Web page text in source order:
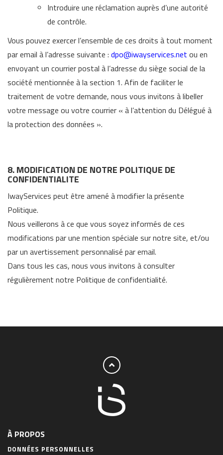
Introduire une réclamation auprès d’une autorité
de contrôle.
Vous pouvez exercer l’ensemble de ces droits à tout moment
par email à l’adresse suivante : dpo@iwayservices.net ou en
envoyant un courrier postal à l’adresse du siège social de la
société mentionnée à la section 1. Afin de faciliter le
traitement de votre demande, nous vous invitons à libeller
votre message ou votre courrier « à l’attention du Délégué à
la protection des données ».
8. MODIFICATION DE NOTRE POLITIQUE DE
CONFIDENTIALITE
IwayServices peut être amené à modifier la présente
Politique.
Nous veillerons à ce que vous soyez informés de ces
modifications par une mention spéciale sur notre site, et/ou
par un avertissement personnalisé par email.
Dans tous les cas, nous vous invitons à consulter
régulièrement notre Politique de confidentialité.
À PROPOS
DONNÉES PERSONNELLES